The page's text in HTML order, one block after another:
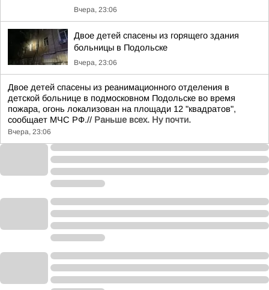
Вчера, 23:06
Двое детей спасены из горящего здания
больницы в Подольске
Вчера, 23:06
Двое детей спасены из реанимационного отделения в
детской больнице в подмосковном Подольске во время
пожара, огонь локализован на площади 12 "квадратов",
сообщает МЧС РФ.// Раньше всех. Ну почти.
Вчера, 23:06